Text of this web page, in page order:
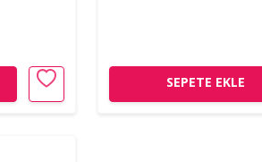
SEPETE EKLE